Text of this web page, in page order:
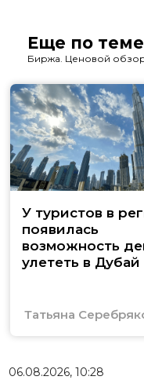
Еще по теме
Биржа. Ценовой
У туристов в
появилась
возможность
улететь в Дубай
Татьяна
06.08.2026, 10:28